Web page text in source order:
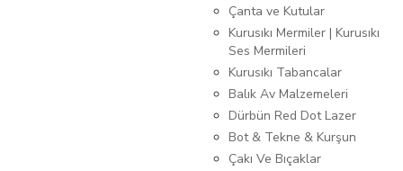
Çanta ve Kutular
Kurusıkı Mermiler | Kurusıkı
Ses Mermileri
Kurusıkı Tabancalar
Balık Av Malzemeleri
Dürbün Red Dot Lazer
Bot & Tekne & Kurşun
Çakı Ve Bıçaklar